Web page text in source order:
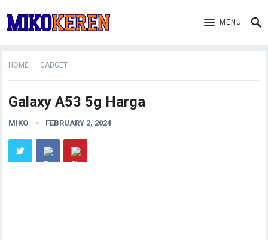
MENU
HOME GADGET
Galaxy A53 5g Harga
MIKO FEBRUARY 2, 2024